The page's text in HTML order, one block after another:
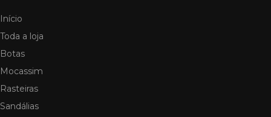
Início
Toda a loja
Botas
Mocassim
Rasteiras
Sandálias